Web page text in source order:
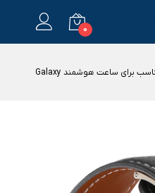
0
بند اسپریگ مدل Leather Mag ORG مناسب برای ساعت هوشمند Galaxy